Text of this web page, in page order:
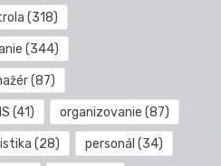
(318)
(344)
(87)
(41) organizovanie (87)
(28) personál (34)